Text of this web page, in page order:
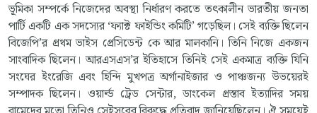
ভূমিকা সম্পর্কে নিজেদের অবস্থা নির্ধারণ করতে তৎকালীন ভারতীয় জনতা
পার্টি একটি এক সদস্যের ‘ফ্যাক্ট ফাইন্ডিং কমিটি’ গড়েছিল। সেই ব্যক্তি ছিলেন
বিজেপি’র প্রথম ভাইস প্রেসিডেন্ট কে আর মালকানি। তিনি নিজে একজন
সাংবাদিক ছিলেন। আরএসএস’র ইতিহাসে তিনিই সেই একমাত্র ব্যক্তি যিনি
সংঘের ইংরেজি এবং হিন্দি মুখপত্র অর্গানাইজার ও পাঞ্চজন্য উভয়েরই
সম্পাদক ছিলেন। ওয়ার্ল্ড ট্রেড সেন্টার, ডাংকেল প্রস্তাব ইত্যাদির সময়